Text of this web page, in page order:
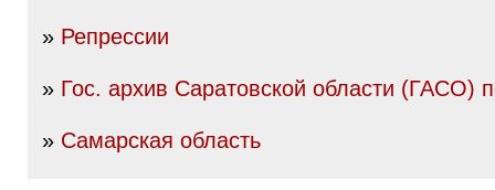
» Репрессии
» Гос. архив Саратовской области (ГАСО)
» Самарская область